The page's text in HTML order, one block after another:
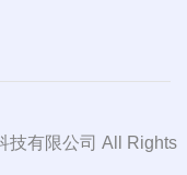
技有限公司 All Rights